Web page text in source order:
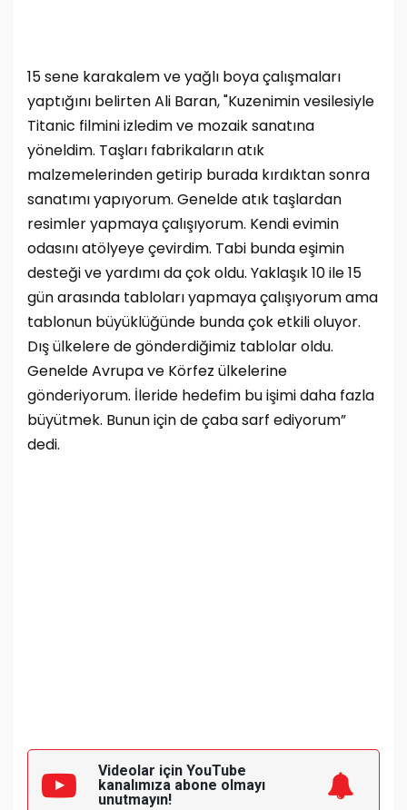
15 sene karakalem ve yağlı boya çalışmaları
yaptığını belirten Ali Baran, "Kuzenimin vesilesiyle
Titanic filmini izledim ve mozaik sanatına
yöneldim. Taşları fabrikaların atık
malzemelerinden getirip burada kırdıktan sonra
sanatımı yapıyorum. Genelde atık taşlardan
resimler yapmaya çalışıyorum. Kendi evimin
odasını atölyeye çevirdim. Tabi bunda eşimin
desteği ve yardımı da çok oldu. Yaklaşık 10 ile 15
gün arasında tabloları yapmaya çalışıyorum ama
tablonun büyüklüğünde bunda çok etkili oluyor.
Dış ülkelere de gönderdiğimiz tablolar oldu.
Genelde Avrupa ve Körfez ülkelerine
gönderiyorum. İleride hedefim bu işimi daha fazla
büyütmek. Bunun için de çaba sarf ediyorum”
dedi.
Videolar için YouTube
kanalımıza abone olmayı
unutmayın!